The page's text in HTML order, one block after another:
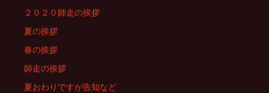
２０２０師走の挨拶
夏の挨拶
春の挨拶
師走の挨拶
夏おわりですが告知など